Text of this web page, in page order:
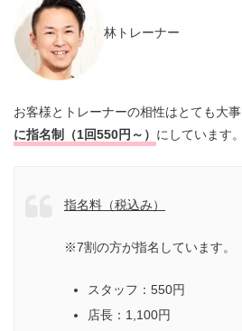
林トレーナー
お客様とトレーナーの相性はとても大事
に指名制（1回550円～） にしています。
指名料（税込み）
※7割の方が指名しています。
スタッフ：550円
店長：1,100円